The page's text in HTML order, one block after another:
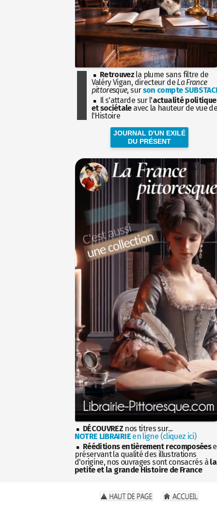
Retrouvez la plume sans filtre de
Valéry Vigan, directeur de La France
pittoresque, surson compte
Il s'attarde sur l'actualité politique
et sociétaleavec la hauteur de vue
l'Histoire
JOURNAL D'UN EXILÉ
DU PRÉSENT
DÉCOUVREZ nos titres sur...
NOTRE LIBRAIRIEen ligne (cliquez ici)
Rééditions entièrement recomposées
préservant la qualité des illustrations
d'origine, nos ouvrages sont consacrés à la
petite et la grande Histoire de France